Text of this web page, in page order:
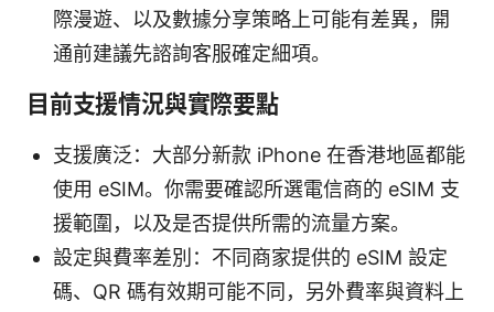
際漫遊、以及數據分享策略上可能有差異，開
通前建議先諮詢客服確定細項。
目前支援情況與實際要點
支援廣泛：大部分新款 iPhone 在香港地區都能
使用 eSIM。你需要確認所選電信商的 eSIM 支
援範圍，以及是否提供所需的流量方案。
設定與費率差別：不同商家提供的 eSIM 設定
碼、QR 碼有效期可能不同，另外費率與資料上